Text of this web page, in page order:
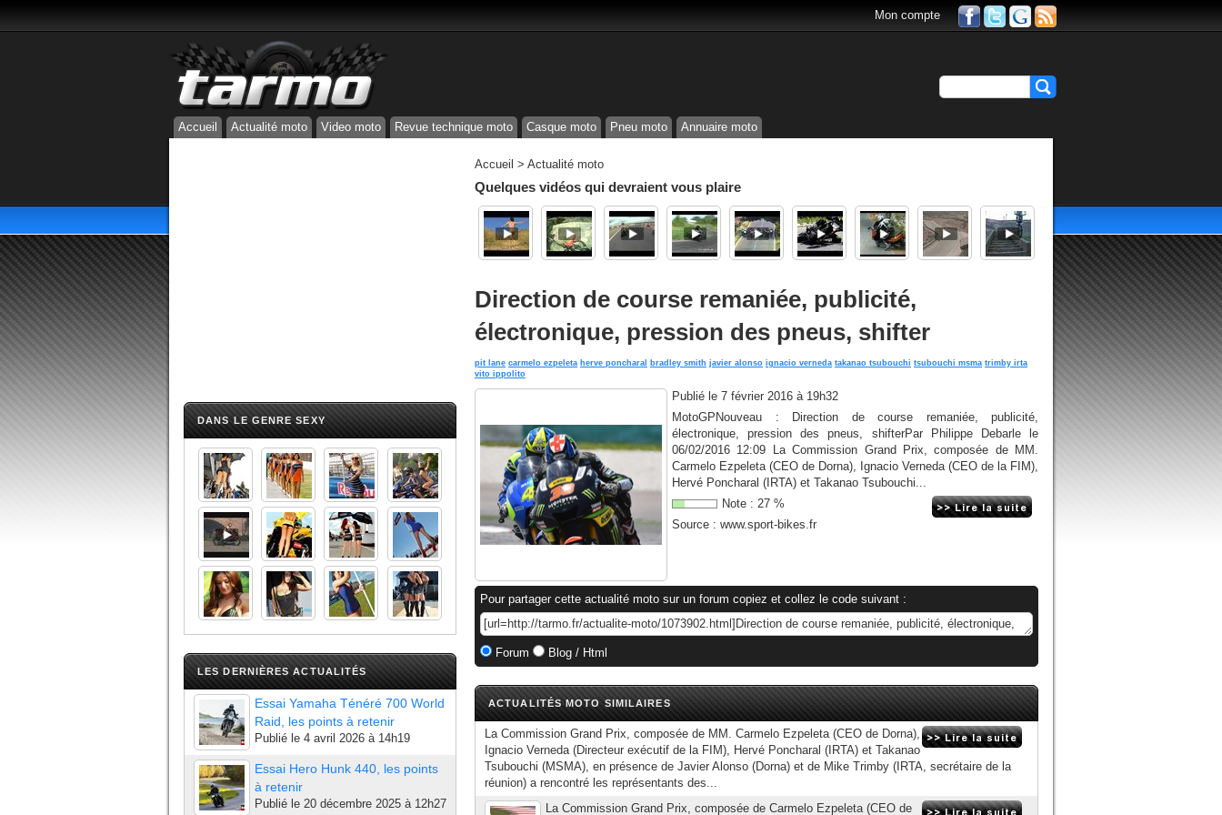
Mon compte
Accueil Actualité moto Video moto Revue technique moto Casque moto Pneu moto Annuaire moto
DANS LE GENRE SEXY
LES DERNIÈRES ACTUALITÉS
Essai Yamaha Ténéré 700 World
Raid, les points à retenir
Publié le 4 avril 2026 à 14h19
Essai Hero Hunk 440, les points
à retenir
Publié le 20 décembre 2025 à 12h27
Accueil > Actualité moto
Quelques vidéos qui devraient vous plaire
Direction de course remaniée, publicité,
électronique, pression des pneus, shifter
pit lane carmelo ezpeleta herve poncharal bradley smith javier alonso ignacio verneda takanao tsubouchi tsubouchi msma trimby irta
vito ippolito
Publié le 7 février 2016 à 19h32
MotoGPNouveau : Direction de course remaniée, publicité,
électronique, pression des pneus, shifterPar Philippe Debarle le
06/02/2016 12:09 La Commission Grand Prix, composée de MM.
Carmelo Ezpeleta (CEO de Dorna), Ignacio Verneda (CEO de la FIM),
Hervé Poncharal (IRTA) et Takanao Tsubouchi...
Note : 27 %
Source : www.sport-bikes.fr
Pour partager cette actualité moto sur un forum copiez et collez le code suivant :
Forum Blog / Html
ACTUALITÉS MOTO SIMILAIRES
La Commission Grand Prix, composée de MM. Carmelo Ezpeleta (CEO de Dorna),
Ignacio Verneda (Directeur exécutif de la FIM), Hervé Poncharal (IRTA) et Takanao
Tsubouchi (MSMA), en présence de Javier Alonso (Dorna) et de Mike Trimby (IRTA, secrétaire de la
réunion) a rencontré les représentants des...
La Commission Grand Prix, composée de Carmelo Ezpeleta (CEO de